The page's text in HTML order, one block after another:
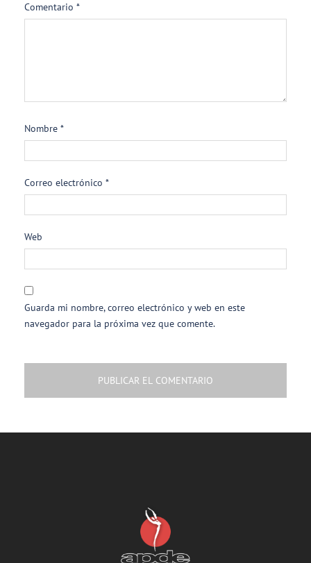
Comentario *
Nombre *
Correo electrónico *
Web
Guarda mi nombre, correo electrónico y web en este
navegador para la próxima vez que comente.